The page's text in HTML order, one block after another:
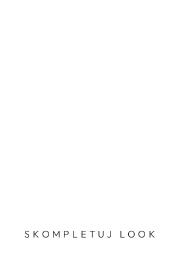
SKOMPLETUJ LOOK